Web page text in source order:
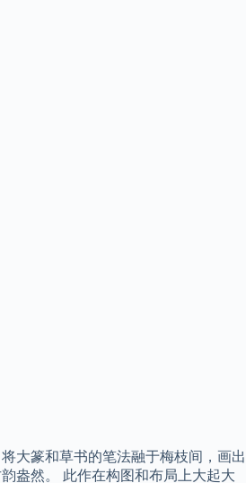
大篆和草书的笔法融于梅枝间，画出
盎然。 此作在构图和布局上大起大